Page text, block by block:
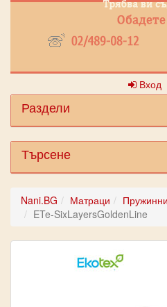
Вход
Раздели
Търсене
Nani.BG Матраци
ETe-SixLayersGoldenLine